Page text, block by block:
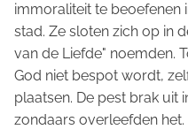
immoraliteit te beoefenen
stad. Ze sloten zich op in
van de Liefde" noemden.
God niet bespot wordt,
plaatsen. De pest brak uit
zondaars overleefden het.